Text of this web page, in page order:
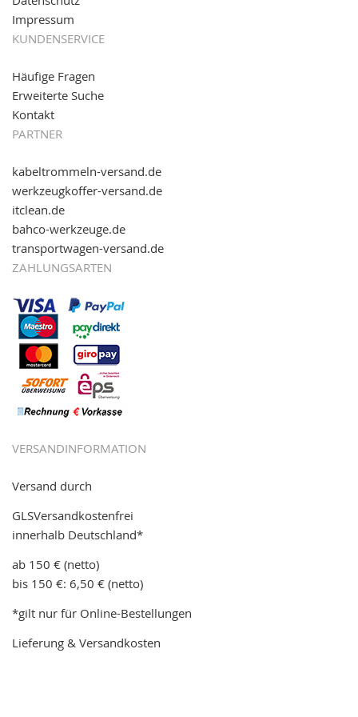
Impressum
KUNDENSERVICE
Häufige Fragen
Erweiterte Suche
Kontakt
PARTNER
kabeltrommeln-versand.de
werkzeugkoffer-versand.de
itclean.de
bahco-werkzeuge.de
transportwagen-versand.de
ZAHLUNGSARTEN
VERSANDINFORMATION
Versand durch
GLSVersandkostenfrei
innerhalb Deutschland*
ab 150 € (netto)
bis 150 €: 6,50 € (netto)
*gilt nur für Online-Bestellungen
Lieferung & Versandkosten